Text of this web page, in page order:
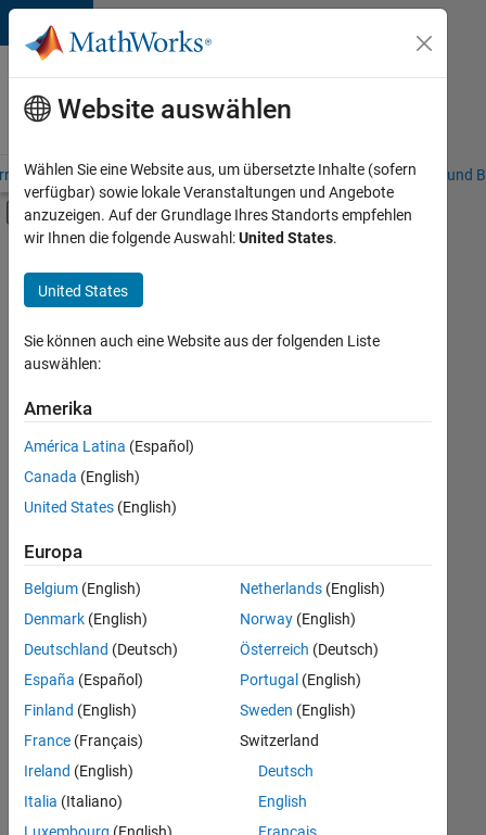
Weiter zum Inhalt
Karriere
bei
MathWorks
– Übersicht Stellensuche Niederlassungen Studierende und
Umschaltung für Off-Canvas-
Hauptinhalt
Education Sales
Inside Sales
Marketing Communications
Marketing Services
Business Model Team
Finance and Operations
+5
Derzeit
es
keine
offenen
Stellen,
Ihren
Suchkriterien
entsprechen.
können
die
Suchkriterien
weiter
fassen
oder
alle
Stellenangebote
Website auswählen
Wählen Sie eine Website aus, um übersetzte Inhalte (sofern
verfügbar) sowie lokale Veranstaltungen und Angebote
anzuzeigen. Auf der Grundlage Ihres Standorts empfehlen
wir Ihnen die folgende Auswahl:United States.
United States
Sie können auch eine Website aus der folgenden Liste
auswählen:
Amerika
América Latina (Español)
Canada (English)
United States (English)
Europa
Belgium (English)
Denmark (English)
Deutschland (Deutsch)
España (Español)
Finland (English)
France (Français)
Ireland (English)
Italia (Italiano)
Netherlands(English)
Norway(English)
Österreich (Deutsch)
Portugal (English)
Sweden (English)
Switzerland
Deutsch
English